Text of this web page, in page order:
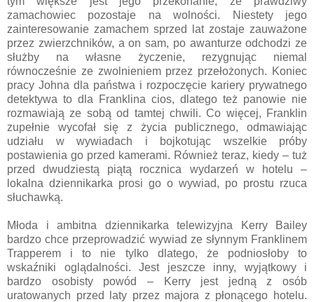
zamachowiec pozostaje na wolności. Niestety jego
zainteresowanie zamachem sprzed lat zostaje zauważone
przez zwierzchników, a on sam, po awanturze odchodzi ze
służby na własne życzenie, rezygnując niemal
równocześnie ze zwolnieniem przez przełożonych. Koniec
pracy Johna dla państwa i rozpoczęcie kariery prywatnego
detektywa to dla Franklina cios, dlatego też panowie nie
rozmawiają ze sobą od tamtej chwili. Co więcej, Franklin
zupełnie wycofał się z życia publicznego, odmawiając
udziału w wywiadach i bojkotując wszelkie próby
postawienia go przed kamerami. Również teraz, kiedy – tuż
przed dwudziestą piątą rocznica wydarzeń w hotelu –
lokalna dziennikarka prosi go o wywiad, po prostu rzuca
słuchawką.
Młoda i ambitna dziennikarka telewizyjna Kerry Bailey
bardzo chce przeprowadzić wywiad ze słynnym Franklinem
Trapperem i to nie tylko dlatego, że podniosłoby to
wskaźniki oglądalności. Jest jeszcze inny, wyjątkowy i
bardzo osobisty powód – Kerry jest jedną z osób
uratowanych przed laty przez majora z płonącego hotelu.